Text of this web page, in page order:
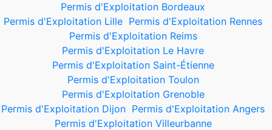
Permis d'Exploitation Bordeaux
Permis d'Exploitation Lille Permis d'Exploitation Rennes
Permis d'Exploitation Reims
Permis d'Exploitation Le Havre
Permis d'Exploitation Saint-Étienne
Permis d'Exploitation Toulon
Permis d'Exploitation Grenoble
Permis d'Exploitation Dijon Permis d'Exploitation Angers
Permis d'Exploitation Villeurbanne